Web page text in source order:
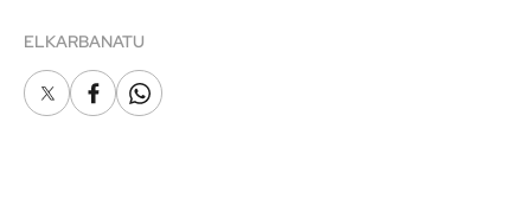
ELKARBANATU
X FacebookWhatsapp